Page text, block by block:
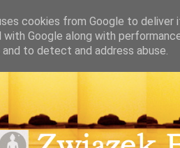
cookies from Google to deliver
with Google along with
to detect and address abuse.